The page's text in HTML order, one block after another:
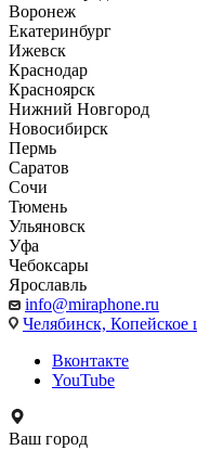
Воронеж
Екатеринбург
Ижевск
Краснодар
Красноярск
Нижний Новгород
Новосибирск
Пермь
Саратов
Сочи
Тюмень
Ульяновск
Уфа
Чебоксары
Ярославль
info@miraphone.ru
Челябинск, Копейское
Вконтакте
YouTube
Ваш город